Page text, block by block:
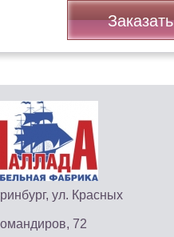
Заказать
ул. Красных
72